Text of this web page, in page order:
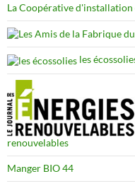
La Coopérative
les
renouvelables
Manger BIO 44